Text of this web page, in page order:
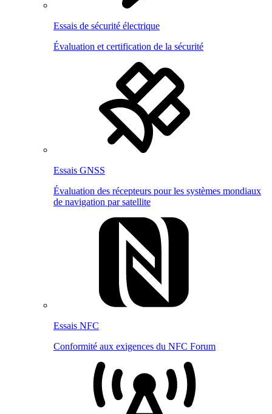
Essais de sécurité électrique
Évaluation et certification de la sécurité
Essais GNSS
Évaluation des récepteurs pour les systèmes mondiaux
de navigation par satellite
Essais NFC
Conformité aux exigences du NFC Forum